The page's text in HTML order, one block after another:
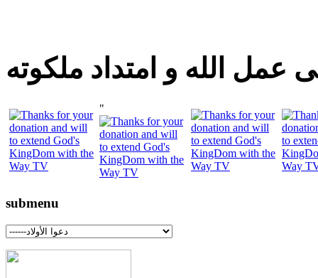
عمل الله و امتداد ملكوته
"
submenu